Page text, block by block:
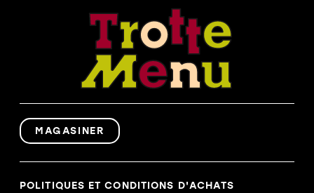
MAGASINER
POLITIQUES ET CONDITIONS D'ACHATS